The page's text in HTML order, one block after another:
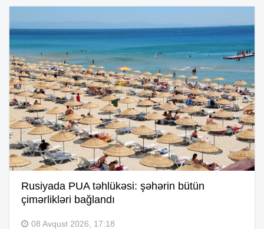
Rusiyada PUA təhlükəsi: şəhərin bütün
çimərlikləri bağlandı
08 Avqust 2026, 17:18